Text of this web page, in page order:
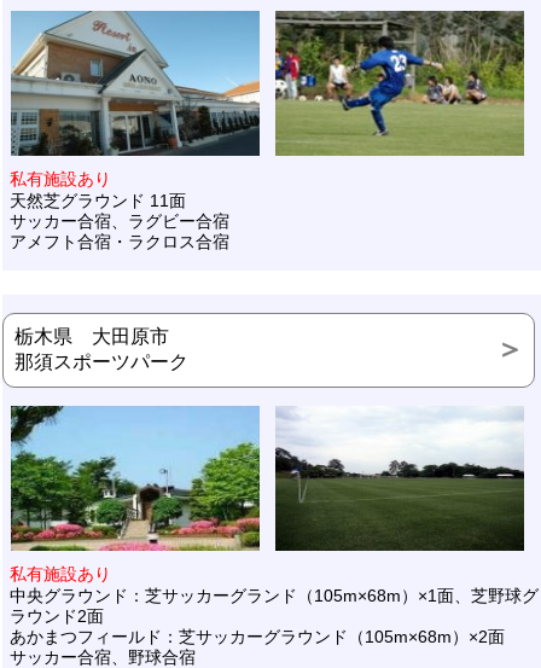
私有施設あり
天然芝グラウンド 11面
サッカー合宿、ラグビー合宿
アメフト合宿・ラクロス合宿
栃木県 大田原市
那須スポーツパーク
私有施設あり
中央グラウンド：芝サッカーグランド（105m×68m）×1面、芝野球グ
ラウンド2面
あかまつフィールド：芝サッカーグラウンド（105m×68m）×2面
サッカー合宿、野球合宿